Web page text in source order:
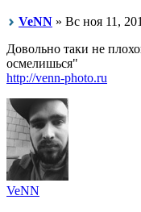
VeNN » Вс ноя 11,
Довольно таки не
осмелишься"
http://venn-photo.ru
VeNN